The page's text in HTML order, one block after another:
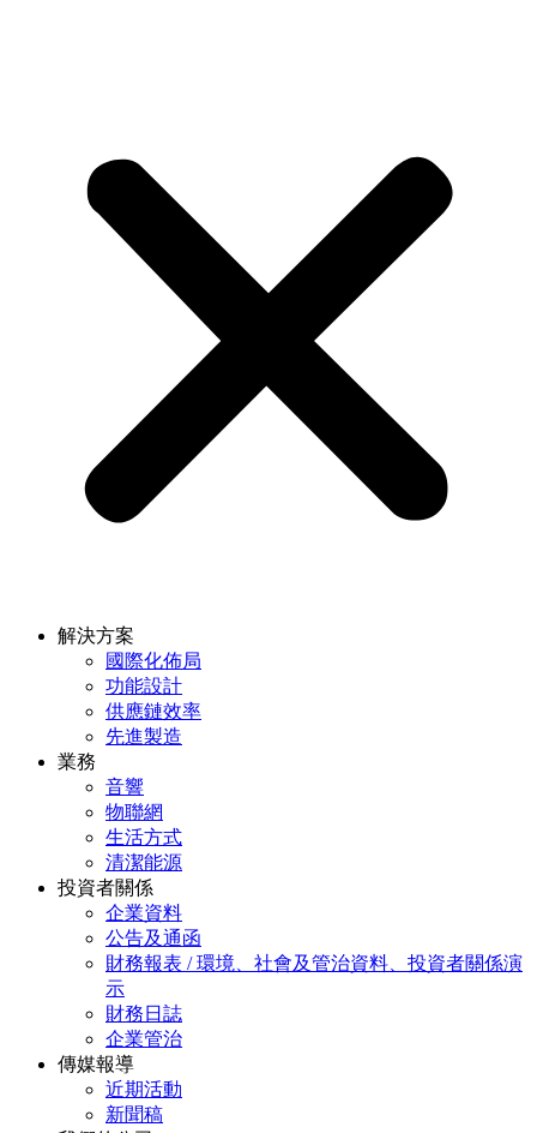
解決方案
國際化佈局
功能設計
供應鏈效率
先進製造
業務
音響
物聯網
生活方式
清潔能源
投資者關係
企業資料
公告及通函
財務報表 / 環境、社會及管治資料、投資者關係演
示
財務日誌
企業管治
傳媒報導
近期活動
新聞稿